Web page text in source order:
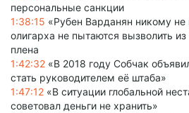
персональные санкции
1:38:15 «Рубен Варданян никому
олигарха не пытаются вызволить
плена
1:42:32 «В 2018 году Собчак
стать руководителем её штаба»
1:47:12 «В ситуации глобальной
советовал деньги не хранить»